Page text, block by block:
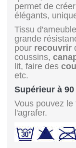
permet de
élégants,
Tissu
grande
pour recouvrir
coussins,
lit, faire des
etc.
Supérieur à
Vous pouvez le
l'agrafer.